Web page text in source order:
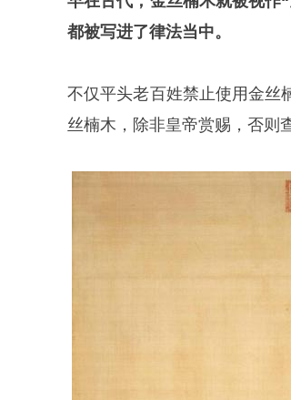
都被写进了律法当中。
不仅平头老百姓禁止使用金丝
丝楠木，除非皇帝赏赐，否则